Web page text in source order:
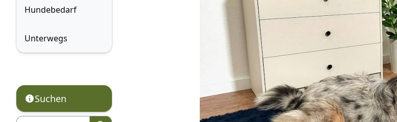
Hundebedarf
Unterwegs
Suchen